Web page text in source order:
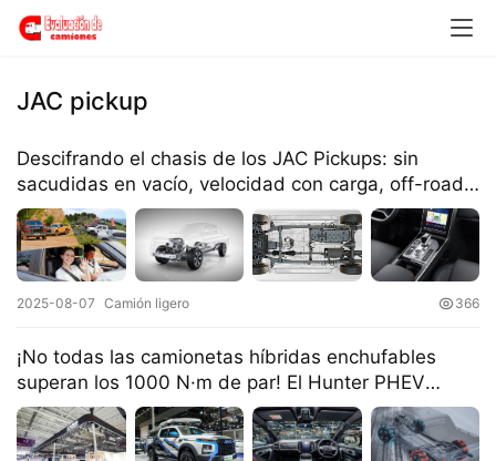
JAC pickup
Descifrando el chasis de los JAC Pickups: sin
sacudidas en vacío, velocidad con carga, off-road
sin miedo
2025-08-07 Camión ligero 366
​​¡No todas las camionetas híbridas enchufables
superan los 1000 N·m de par! El Hunter PHEV
define un nuevo estándar de potencia para las
pickups​​